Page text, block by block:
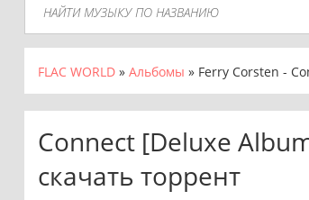
FLAC WORLD » Альбомы » Ferry Corsten -
Connect [Deluxe
скачать торрент